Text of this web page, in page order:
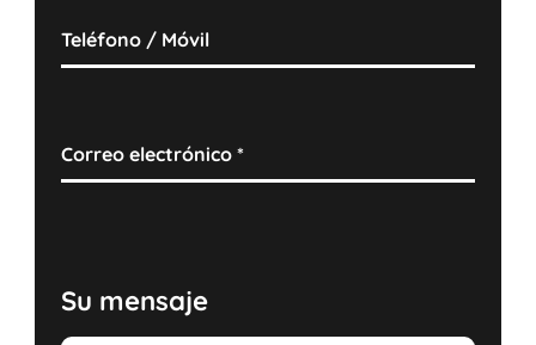
Teléfono / Móvil
Correo electrónico*
Su mensaje